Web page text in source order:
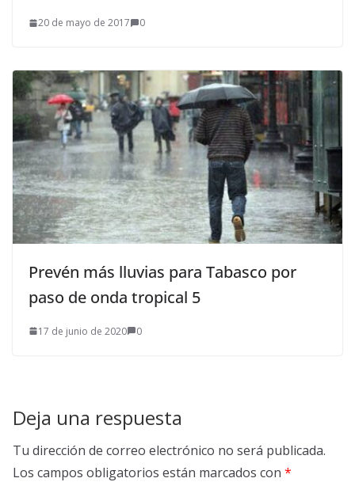
20 de mayo de 2017 0
Prevén más lluvias para Tabasco por
paso de onda tropical 5
17 de junio de 2020 0
Deja una respuesta
Tu dirección de correo electrónico no será publicada.
Los campos obligatorios están marcados con *